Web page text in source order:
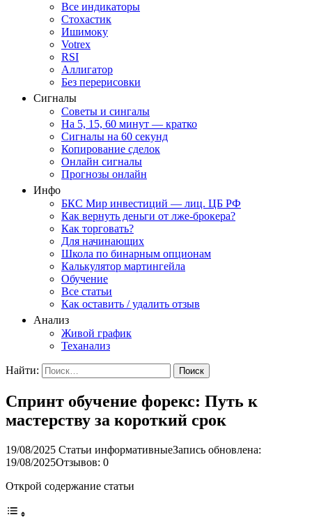
Все индикаторы
Стохастик
Ишимоку
Votrex
RSI
Аллигатор
Без перерисовки
Сигналы
Советы и сингалы
На 5, 15, 60 минут — кратко
Сигналы на 60 секунд
Копирование сделок
Онлайн сигналы
Прогнозы онлайн
Инфо
БКС Мир инвестиций — лиц. ЦБ РФ
Как вернуть деньги от лже-брокера?
Как торговать?
Для начинающих
Школа по бинарным опционам
Калькулятор мартингейла
Обучение
Все статьи
Как оставить / удалить отзыв
Анализ
Живой график
Теханализ
Найти:
Спринт обучение форекс: Путь к
мастерству за короткий срок
19/08/2025 Статьи информативныеЗапись обновлена:
19/08/2025Отзывов: 0
Открой содержание статьи